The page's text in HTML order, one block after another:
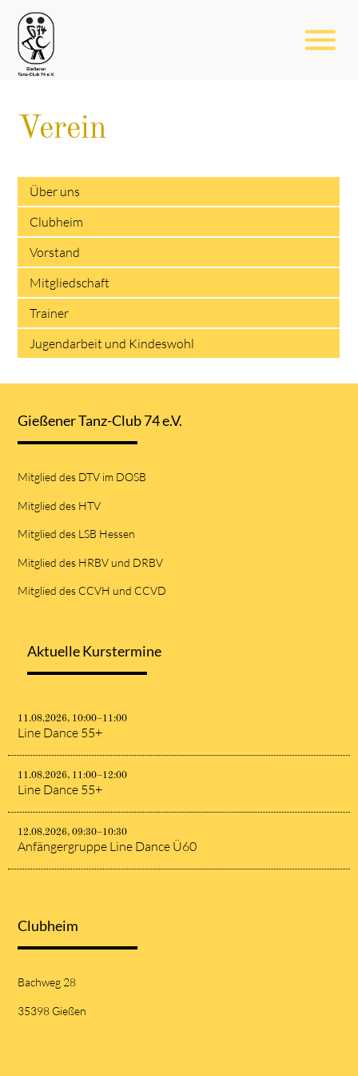
menu
Verein
Über uns
Clubheim
Vorstand
Mitgliedschaft
Trainer
Jugendarbeit und Kindeswohl
Gießener Tanz-Club 74 e.V.
Mitglied des DTV im DOSB
Mitglied des HTV
Mitglied des LSB Hessen
Mitglied des HRBV und DRBV
Mitglied des CCVH und CCVD
Aktuelle Kurstermine
11.08.2026, 10:00–11:00
Line Dance 55+
11.08.2026, 11:00–12:00
Line Dance 55+
12.08.2026, 09:30–10:30
Anfängergruppe Line Dance Ü60
Clubheim
Bachweg 28
35398 Gießen